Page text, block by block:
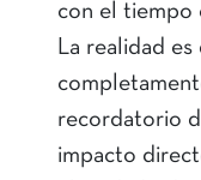
con el tiempo
La realidad es
recordatorio
impacto